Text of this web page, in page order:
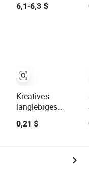
Plüsch Geschenk
6,1-6,3 $
Kreatives
langlebiges
artikuliertes
chinesisches
0,21 $